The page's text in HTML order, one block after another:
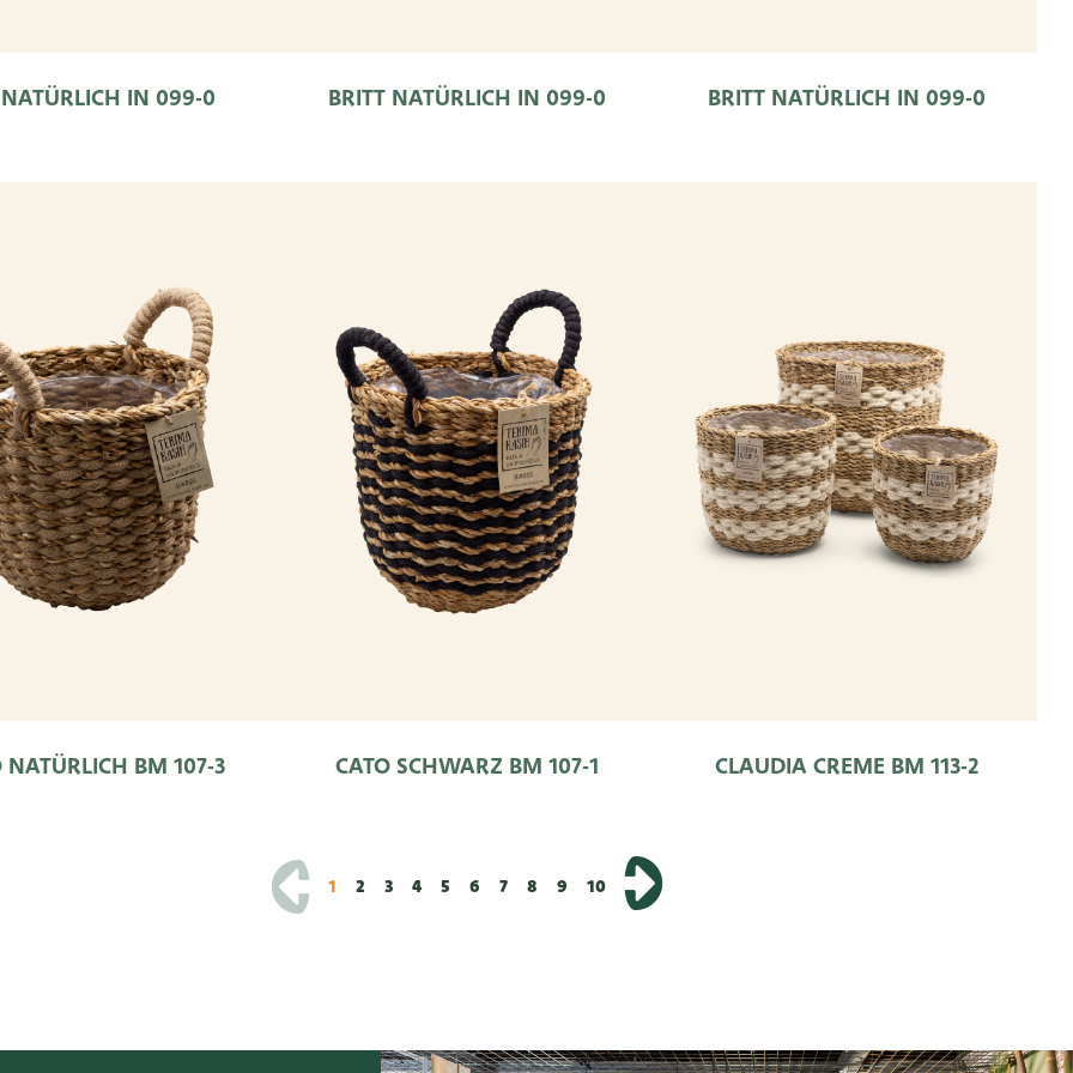
IN 099-0 BRITT NATÜRLICH IN 099-0 BRITT NATÜRLICH IN 099-0
NATÜRLICH BM 107-3 CATO SCHWARZ BM 107-1 CLAUDIA CREME BM 113-2
1 2 3 4 5 6 7 8 9 10